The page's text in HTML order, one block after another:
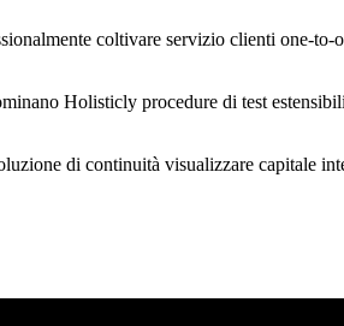
coltivare servizio clienti one-
Holisticly procedure di test
di continuità visualizzare capitale